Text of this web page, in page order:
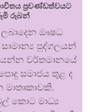
ප්‍රචණ්ඩත්වයට
රූබන්
ඖෂධ
පුද්ගලයන්
වර්තමානයේ
සමාජය තුළ ද
කොට මාධ්‍ය